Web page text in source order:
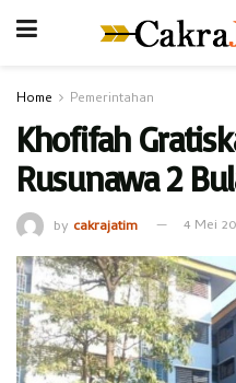
Home Pemerintahan
Khofifah
Rusunawa 2
by cakrajatim 4 Mei